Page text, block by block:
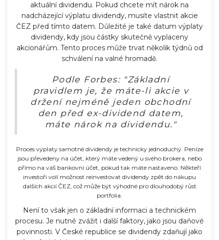
aktuální dividendu. Pokud chcete mít nárok na
nadcházející výplatu dividendy, musíte vlastnit akcie
ČEZ před tímto datem. Důležité je také datum výplaty
dividendy, kdy jsou částky skutečně vyplaceny
akcionářům. Tento proces může trvat několik týdnů od
schválení na valné hromadě.
Podle Forbes: "Základní
pravidlem je, že máte-li akcie v
držení nejméně jeden obchodní
den před ex-dividend datem,
máte nárok na dividendu."
Proces výplaty samotné dividendy je technicky jednoduchý. Peníze
jsou převedeny na účet, který máte vedený u svého brokera, nebo
přímo na váš bankovní účet, pokud tak máte nastaveno. Někteří
investoři volí možnost reinvestovat dividendy zpět do nákupu
dalších akcií ČEZ, což může být výhodné pro dlouhodobý růst
portfolia.
Není to však jen o základní informaci a technickém
procesu. Je nutné zvážit i další faktory, jako jsou daňové
povinnosti. V České republice se dividendy zdaňují jako